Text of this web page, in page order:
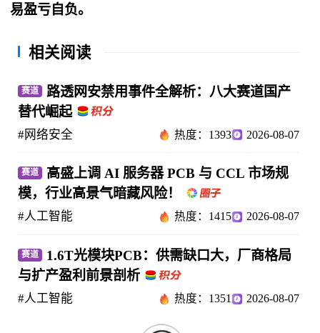
易盈亏自负。
相关阅读
赛道
路透网安禁用事件全解析：八大赛道国产
替代崛起
#网络安全 热度：1393 2026-08-07
赛道
高盛上调 AI 服务器 PCB 与 CCL 市场规
模，行业高景气暗藏风险！
#人工智能 热度：1415 2026-08-07
赛道
1.6T光模块PCB：供需缺口大，厂商格局
与扩产盈利前景剖析
#人工智能 热度：1351 2026-08-07